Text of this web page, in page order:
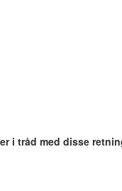
i tråd med disse